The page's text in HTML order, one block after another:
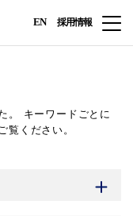
EN 採用情報
。
キーワードごとに
覧ください。